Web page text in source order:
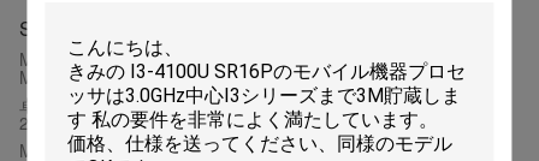
SSDのメモリー チップ
MTFDDAV480TCB-1AR1ZABBY 480GB SSDのメモリー チップ
M.2 TLC SATAIII 3.3Vの高容量
卓上コンピュータSATAのタイプのためのMTFDDAA240MBB-
2AE16AB 240gb Ssdの内部ハード・ドライブ
MTFDDAK1T9TCC-1AR1ZAB SSDのメモリー チップ2.5内部